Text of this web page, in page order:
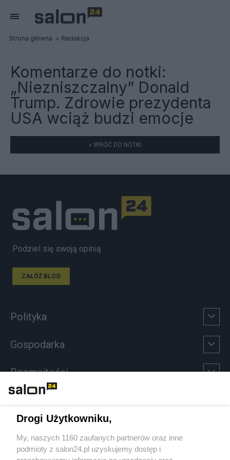
Strona główna Redakcja
Komentarze do notki:
„Niezniszczalny” Donald
Trump. Zdrowie prezydenta
USA wciąż budzi emocje
« WRÓĆ DO NOTKI
Podziel się swoją opinią
ZAŁÓŻ BLOG
Polityka
Gospodarka
Rozmaitości
Sport
Społeczeństwo
Drogi Użytkowniku,
My, naszych 1160 zaufanych partnerów oraz inne
podmioty z salon24.pl uzyskujemy dostęp i